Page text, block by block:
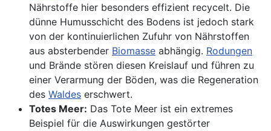
Nährstoffe hier besonders effizient recycelt. Die
dünne Humusschicht des Bodens ist jedoch stark
von der kontinuierlichen Zufuhr von Nährstoffen
aus absterbender Biomasse abhängig. Rodungen
und Brände stören diesen Kreislauf und führen zu
einer Verarmung der Böden, was die Regeneration
des Waldes erschwert.
Totes Meer: Das Tote Meer ist ein extremes
Beispiel für die Auswirkungen gestörter